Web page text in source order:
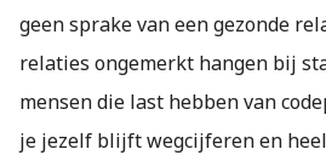
geen sprake van een gezonde
relaties ongemerkt hangen bij
mensen die last hebben van
je jezelf blijft wegcijferen en